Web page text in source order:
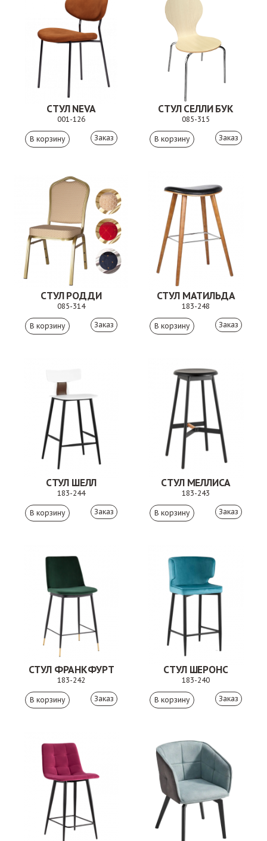
СТУЛ NEVA
001-126
Заказ
СТУЛ СЕЛЛИ БУК
085-315
Заказ
СТУЛ РОДДИ
085-314
Заказ
СТУЛ МАТИЛЬДА
183-248
Заказ
СТУЛ ШЕЛЛ
183-244
Заказ
СТУЛ МЕЛЛИСА
183-243
Заказ
СТУЛ ФРАНКФУРТ
183-242
Заказ
СТУЛ ШЕРОНС
183-240
Заказ